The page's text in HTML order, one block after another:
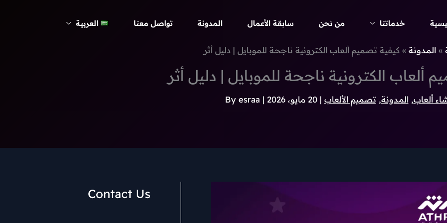
خدماتنا من نحن سابقة الأعمال المدونة تواصل معنا العربية
المدونة كيفية تصميم ألعاب الكترونية ناجحة للموبايل | دليل أثر
ألعاب الكترونية ناجحة للموبايل | دليل أثر
ألعاب,المدونة,تصميم الألعاب |20 مايو، 2026 | By
esraa
Contact Us